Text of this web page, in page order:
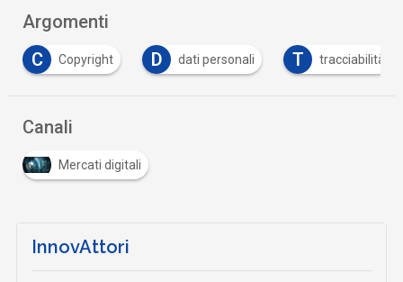
Argomenti
C
Copyright D dati personali T tracciabilità
Canali
Mercati digitali
InnovAttori